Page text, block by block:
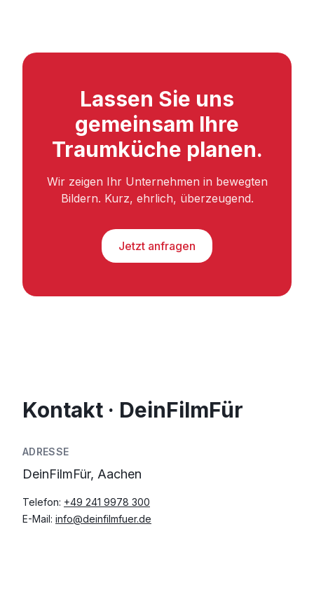
Lassen Sie uns
gemeinsam Ihre
Traumküche planen.
Wir zeigen Ihr Unternehmen in bewegten
Bildern. Kurz, ehrlich, überzeugend.
Jetzt anfragen
Kontakt · DeinFilmFür
ADRESSE
DeinFilmFür, Aachen
Telefon: +49 241 9978 300
E-Mail: info@deinfilmfuer.de